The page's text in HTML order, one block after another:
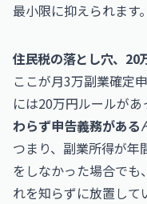
最小限に抑えられます。
住民税の落とし穴、20
ここが月3万副業確定
には20万円ルールがあ
わらず申告義務がある
つまり、副業所得が年
をしなかった場合でも
れを知らずに放置して